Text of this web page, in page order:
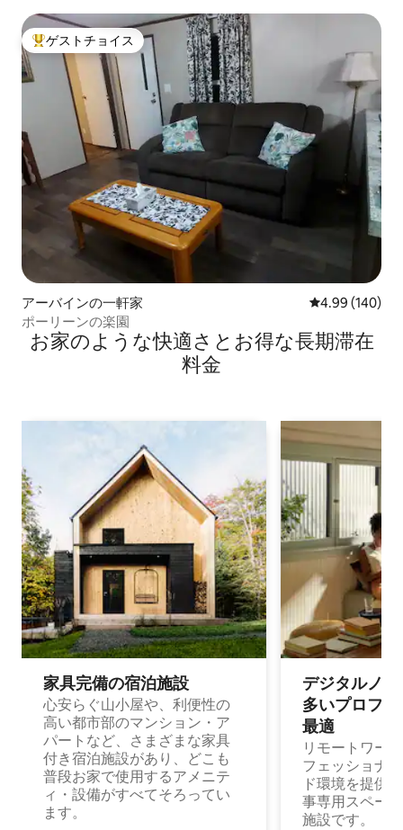
大好評のゲストチョイスです。
ゲストチョイス
アーバインの一軒家 レビュー140
4.99 (140)
ポーリーンの楽園
お家のような快⁠適⁠さ⁠とお⁠得⁠な長⁠期⁠滞⁠在
料⁠金
家具完備の宿⁠泊⁠施⁠設
心安らぐ山小屋や、利便性の
高い都市部のマンション・ア
パートなど、さまざまな家具
付き宿泊施設があり、どこも
普段お家で使用するアメニテ
ィ・設備がすべてそろってい
ます。
デジタルノ
多⁠いプ⁠ロ⁠フ⁠
最⁠適
リモートワー
フェッショナ
ド環境を提供
事専用スペー
施設です。